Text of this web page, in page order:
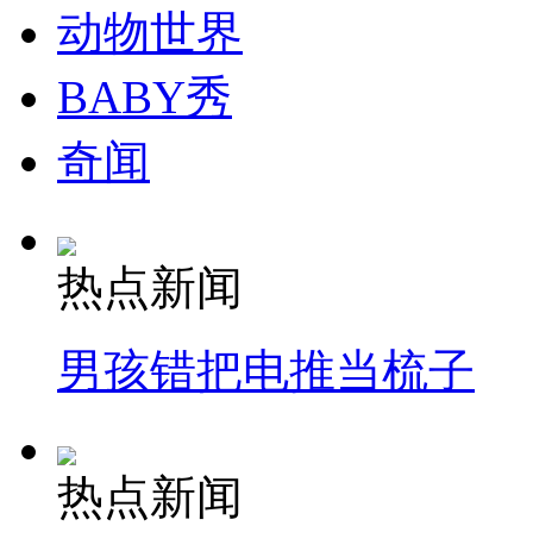
动物世界
BABY秀
奇闻
热点新闻
男孩错把电推当梳子
热点新闻